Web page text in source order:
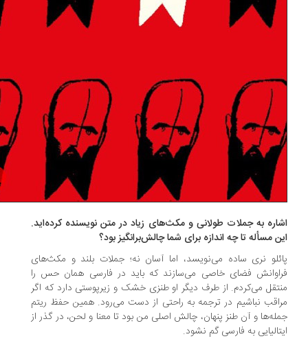
به جملات طولانی و مکث‌های زیاد در متن نویسنده کرده‌اید.
مسأله تا چه اندازه برای شما چالش‌برانگیز بود؟
نری ساده می‌نویسد، اما آسان نه؛ جملات بلند و مکث‌های
فضای خاصی می‌سازند که باید در فارسی همان حس را
می‌کردم. از طرف دیگر او طنزی خشک و زیرپوستی دارد که اگر
نباشیم در ترجمه به راحتی از دست می‌رود. همین حفظ ریتم
و آن طنز پنهان، چالش اصلی من بود تا معنا و لحن، در گذر از
به فارسی گم نشود.